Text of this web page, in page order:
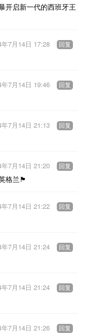
开启新一代的西班牙王
年7月14日 17:28 回复
年7月14日 19:46 回复
年7月14日 21:13 回复
格兰🏴󠁧󠁢󠁥󠁮󠁧󠁿
年7月14日 21:20 回复
年7月14日 21:22 回复
年7月14日 21:24 回复
年7月14日 21:24 回复
年7月14日 21:26 回复